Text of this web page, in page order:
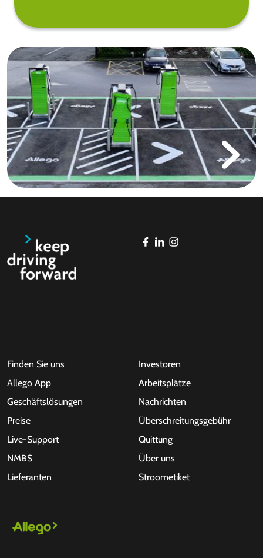
Finden Sie uns
Allego App
Geschäftslösungen
Preise
Live-Support
NMBS
Lieferanten
Investoren
Arbeitsplätze
Nachrichten
Überschreitungsgebühr
Quittung
Über uns
Stroometiket